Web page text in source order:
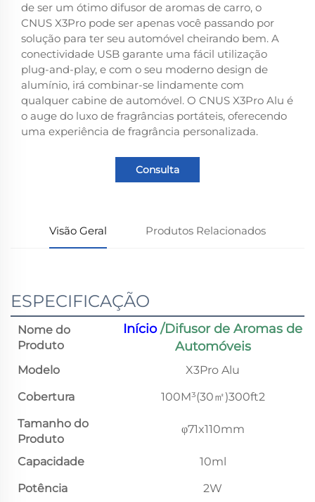
de ser um ótimo difusor de aromas de carro, o
CNUS X3Pro pode ser apenas você passando por
solução para ter seu automóvel cheirando bem. A
conectividade USB garante uma fácil utilização
plug-and-play, e com o seu moderno design de
alumínio, irá combinar-se lindamente com
qualquer cabine de automóvel. O CNUS X3Pro Alu é
o auge do luxo de fragrâncias portáteis, oferecendo
uma experiência de fragrância personalizada.
Consulta
Visão Geral Produtos Relacionados
ESPECIFICAÇÃO
Nome do
Produto
Início/Difusor de Aromas de
Automóveis
Modelo
X3Pro Alu
Cobertura
100M³(30㎡)300ft2
Tamanho do
Produto
φ71x110mm
Capacidade
10ml
Potência
2W